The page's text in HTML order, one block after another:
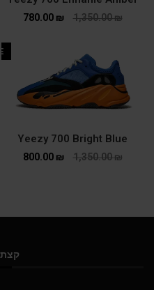
1,350.00₪
780.00 ₪
Yeezy 700 Bright Blue
1,350.00₪
800.00 ₪
קצת